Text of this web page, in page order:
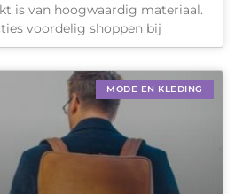
is van hoogwaardig materiaal.
voordelig shoppen bij
MODE EN KLEDING